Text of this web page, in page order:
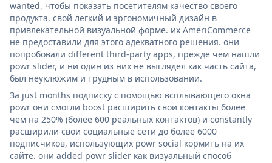
wanted, чтобы показать посетителям качество своего
продукта, свой легкий и эргономичный дизайн в
привлекательной визуальной форме. их AmeriCommerce
не предоставили для этого адекватного решения. они
попробовали different third-party apps, прежде чем нашли
powr slider, и ни один из них не выглядел как часть сайта,
был неуклюжим и трудным в использовании.
За just months подписку с помощью всплывающего окна
powr они смогли boost расширить свои контакты более
чем на 250% (более 600 реальных контактов) и constantly
расширили свои социальные сети до более 6000
подписчиков, использующих powr social кормить на их
сайте. они added powr slider как визуальный способ